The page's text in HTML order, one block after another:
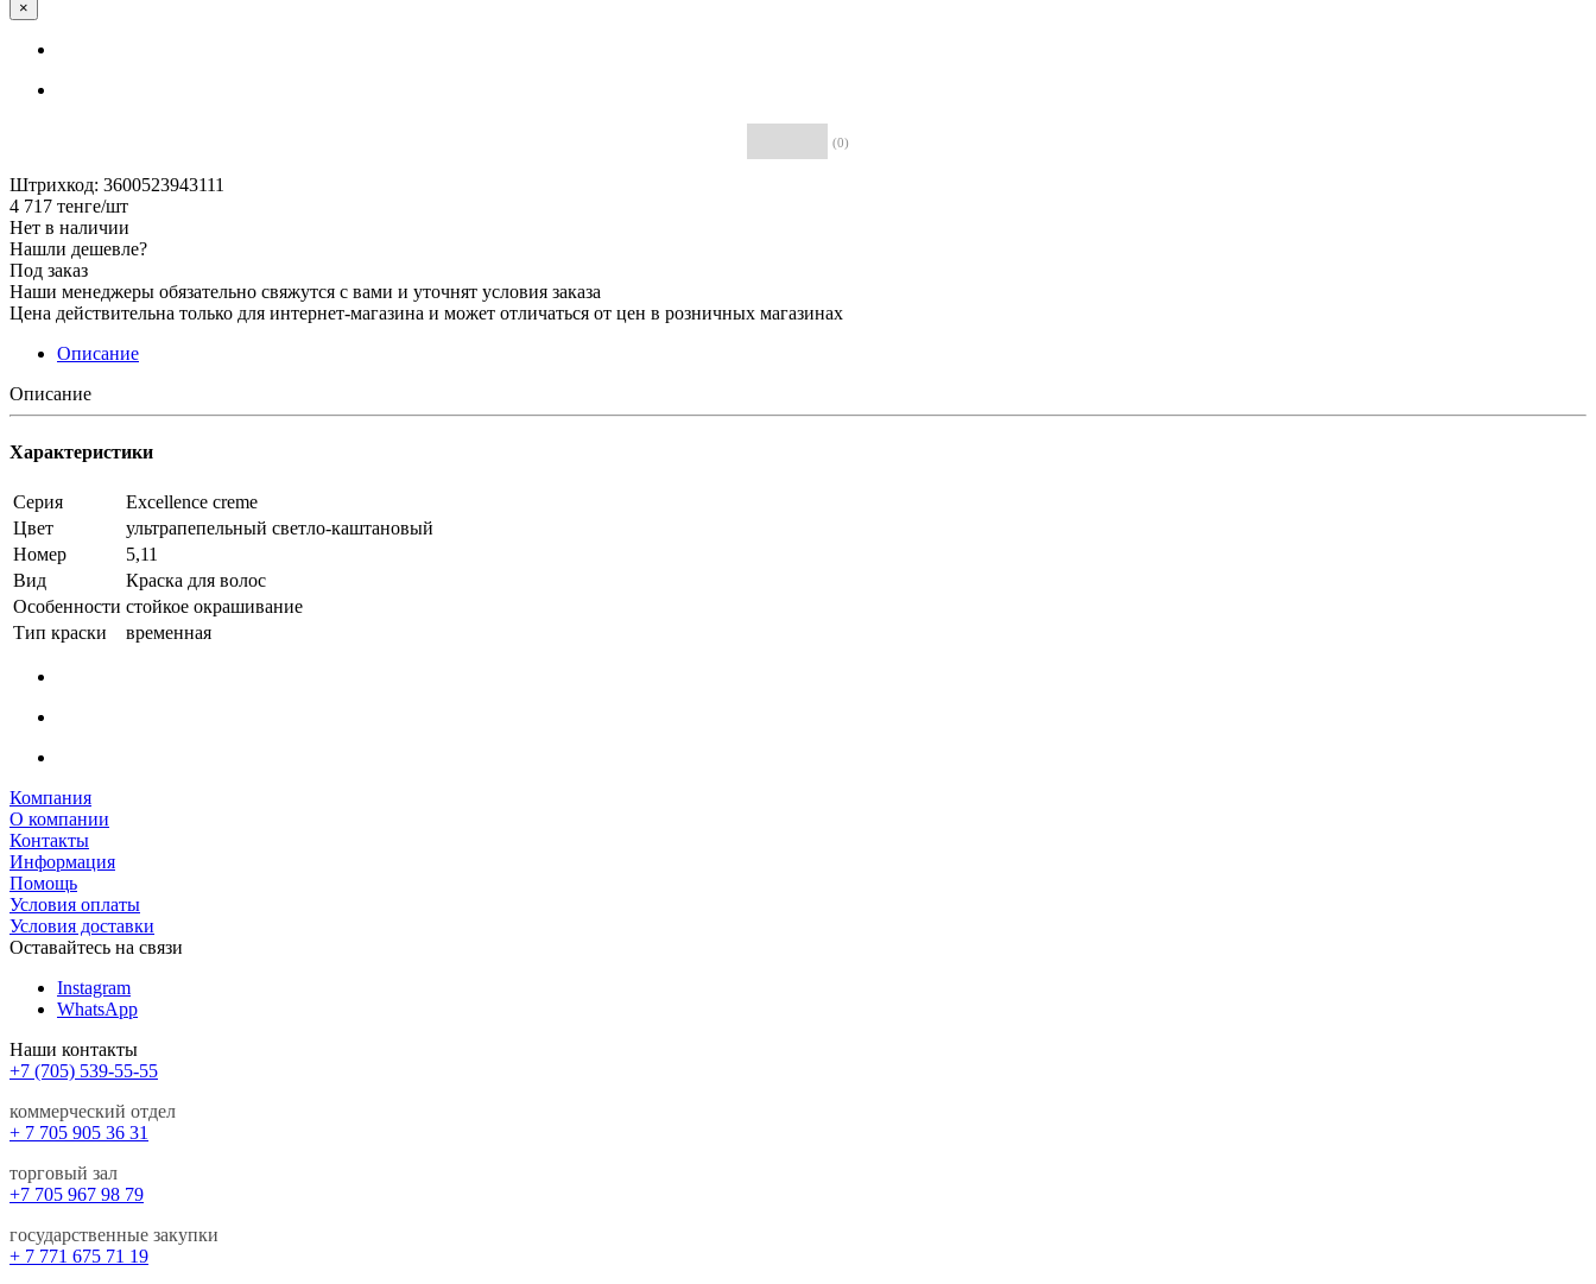
×
(0)
Штрихкод: 3600523943111
4 717 тенге/шт
Нет в наличии
Нашли дешевле?
Под заказ
Наши менеджеры обязательно свяжутся с вами и уточнят условия заказа
Цена действительна только для интернет-магазина и может отличаться от цен в розничных магазинах
Описание
Описание
Характеристики
Серия
Excellence creme
Цвет
ультрапепельный светло-каштановый
Номер
5,11
Вид
Краска для волос
Особенности стойкое окрашивание
Тип краски
временная
Компания
О компании
Контакты
Информация
Помощь
Условия оплаты
Условия доставки
Оставайтесь на связи
Instagram
WhatsApp
Наши контакты
+7 (705) 539-55-55
коммерческий отдел
+ 7 705 905 36 31
торговый зал
+7 705 967 98 79
государственные закупки
+ 7 771 675 71 19